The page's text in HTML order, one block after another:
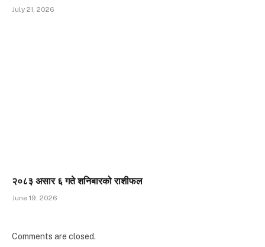
July 21, 2026
२०८३ असार ६ गते शनिबारको राशीफल
June 19, 2026
Comments are closed.